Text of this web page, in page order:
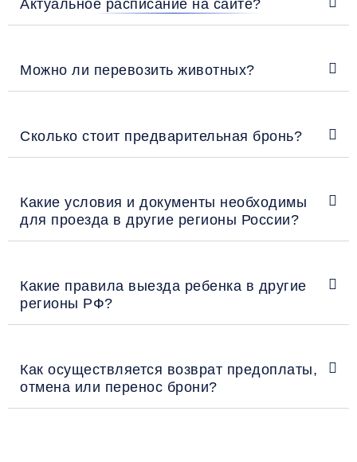
Актуальное расписание на сайте?
Можно ли перевозить животных?
Сколько стоит предварительная бронь?
Какие условия и документы необходимы
для проезда в другие регионы России?
Какие правила выезда ребенка в другие
регионы РФ?
Как осуществляется возврат предоплаты,
отмена или перенос брони?